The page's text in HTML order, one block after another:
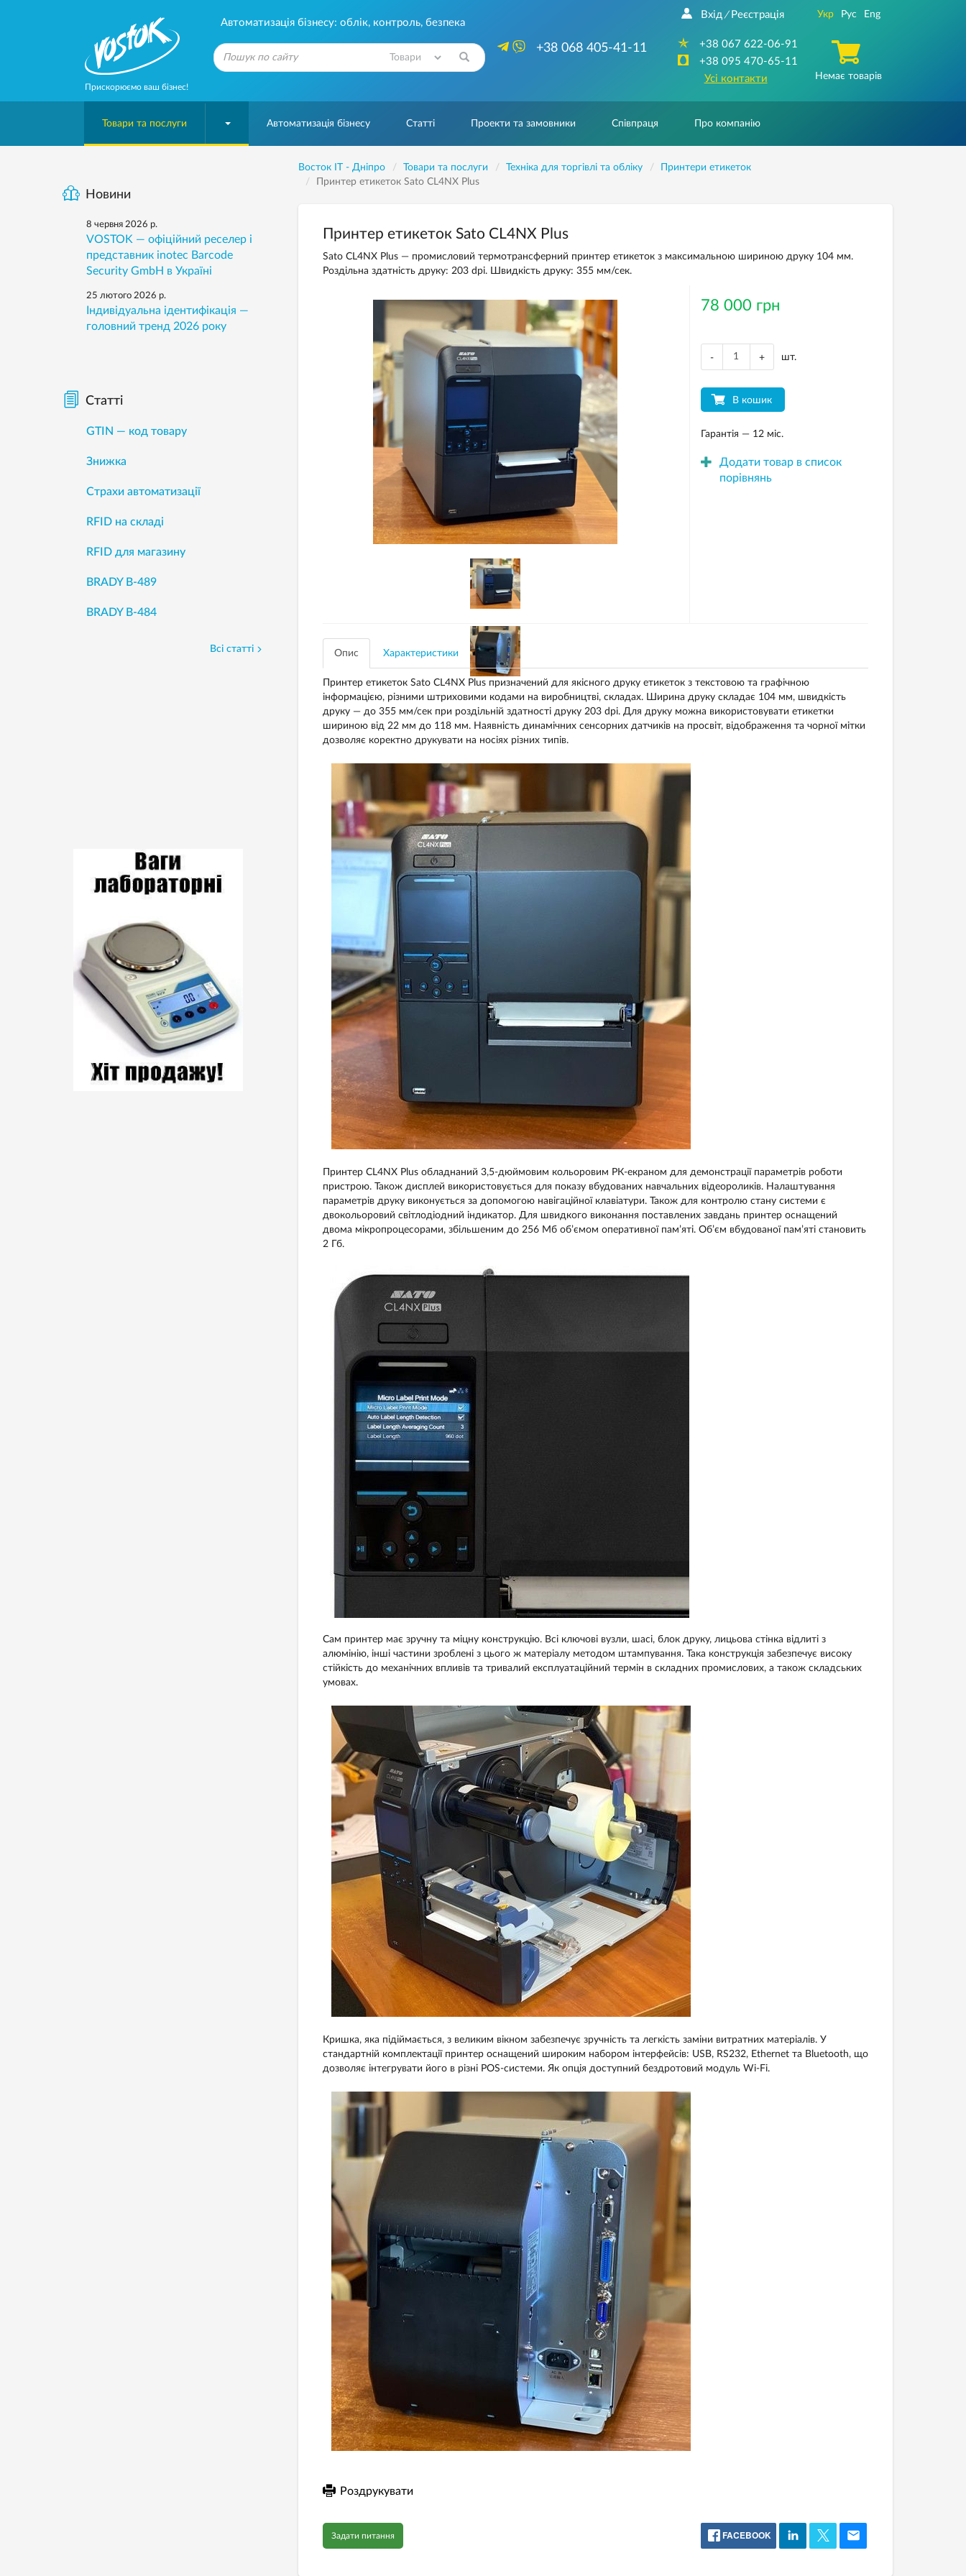
Прискорюємо ваш бізнес!
Автоматизація бізнесу: облік, контроль, безпека
+38 068 405-41-11
Вхід / Реєстрація
+38 067 622-06-91
+38 095 470-65-11
Усі контакти
Укр Рус Eng
Немає товарів
Товари та послуги Автоматизація бізнесу Статті Проекти та замовники Співпраця Про компанію
Восток IT - Дніпро Товари та послуги Техніка для торгівлі та обліку
Принтери етикеток
Принтер етикеток Sato CL4NX Plus
Принтер етикеток Sato CL4NX Plus
Sato CL4NX Plus — промисловий термотрансферний принтер етикеток з максимальною шириною друку 104 мм.
Роздільна здатність друку: 203 dpi. Швидкість друку: 355 мм/сек.
78 000 грн
- + шт.
В кошик
Гарантія — 12 міс.
Додати товар в список
порівнянь
Опис Характеристики
Принтер етикеток Sato CL4NX Plus призначений для якісного друку етикеток з текстовою та графічною
інформацією, різними штриховими кодами на виробництві, складах. Ширина друку складає 104 мм, швидкість
друку — до 355 мм/сек при роздільній здатності друку 203 dpi. Для друку можна використовувати етикетки
шириною від 22 мм до 118 мм. Наявність динамічних сенсорних датчиків на просвіт, відображення та чорної мітки
дозволяє коректно друкувати на носіях різних типів.
Принтер CL4NX Plus обладнаний 3,5-дюймовим кольоровим РК-екраном для демонстрації параметрів роботи
пристрою. Також дисплей використовується для показу вбудованих навчальних відеороликів. Налаштування
параметрів друку виконується за допомогою навігаційної клавіатури. Також для контролю стану системи є
двокольоровий світлодіодний індикатор. Для швидкого виконання поставлених завдань принтер оснащений
двома мікропроцесорами, збільшеним до 256 Мб об’ємом оперативної пам’яті. Об’єм вбудованої пам’яті становить
2 Гб.
Сам принтер має зручну та міцну конструкцію. Всі ключові вузли, шасі, блок друку, лицьова стінка відлиті з
алюмінію, інші частини зроблені з цього ж матеріалу методом штампування. Така конструкція забезпечує високу
стійкість до механічних впливів та тривалий експлуатаційний термін в складних промислових, а також складських
умовах.
Кришка, яка підіймається, з великим вікном забезпечує зручність та легкість заміни витратних матеріалів. У
стандартній комплектації принтер оснащений широким набором інтерфейсів: USB, RS232, Ethernet та Bluetooth, що
дозволяє інтегрувати його в різні POS-системи. Як опція доступний бездротовий модуль Wi-Fi.
Роздрукувати
Задати питання FACEBOOK
Новини
8 червня 2026 р.
VOSTOK — офіційний реселер і
представник inotec Barcode
Security GmbH в Україні
25 лютого 2026 р.
Індивідуальна ідентифікація —
головний тренд 2026 року
Статті
GTIN — код товару
Знижка
Страхи автоматизації
RFID на складі
RFID для магазину
BRADY B-489
BRADY B-484
Всі статті